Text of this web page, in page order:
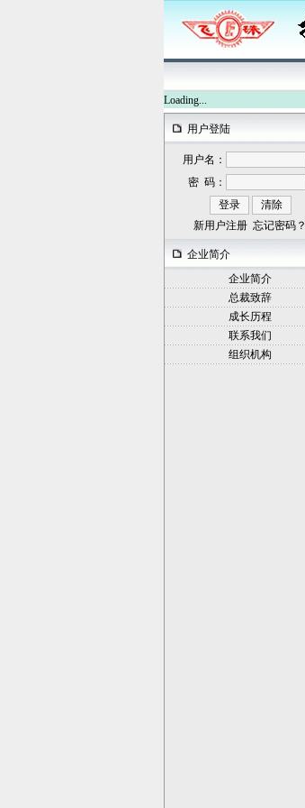
Loading...
用户登陆
用户名：
密 码：
新用户注册 忘记密码？
企业简介
企业简介
总裁致辞
成长历程
联系我们
组织机构